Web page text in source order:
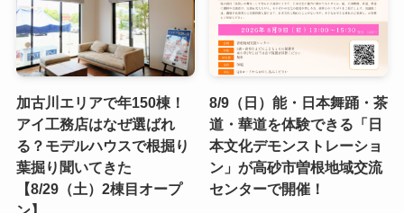
加古川エリアで年150棟！
アイ工務店はなぜ選ばれ
る？モデルハウスで根掘り
葉掘り聞いてきた
【8/29（土）2棟目オープ
8/9（日）能・日本舞踊・茶
道・華道を体験できる「日
本文化デモンストレーショ
ン」が高砂市曽根地域交流
センターで開催！